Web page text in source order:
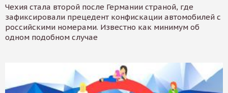
Чехия стала второй после Германии страной, где
зафиксировали прецедент конфискации автомобилей с
российскими номерами. Известно как минимум об
одном подобном случае